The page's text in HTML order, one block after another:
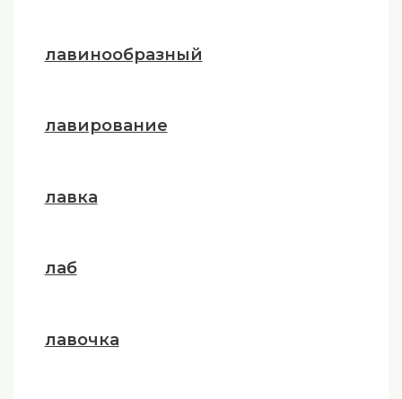
лавинообразный
лавирование
лавка
лаб
лавочка